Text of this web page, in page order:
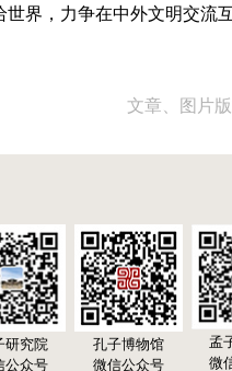
界，力争在中外文明交流
文章、图片
研究院
公众号
孔子博物馆
微信公众号
孟
微